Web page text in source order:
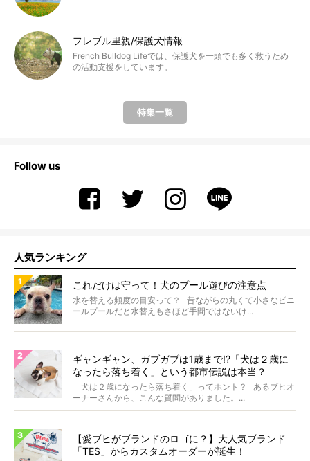
フレブル里親/保護犬情報
French Bulldog Lifeでは、保護犬を一頭でも多く救うため
の活動支援をしています。
特集一覧
Follow us
人気ランキング
これだけは守って！犬のプール遊びの注意点
水を替える頻度の目安って？ 昔ながらの丸くて小さなビニ
ールプールだと水替えもさほど手間ではないけ...
ギャンギャン、ガブガブは1歳まで!?「犬は２歳に
なったら落ち着く」という都市伝説は本当？
「犬は２歳になったら落ち着く」ってホント？ あるブヒオ
ーナーさんから、こんな質問がありました。...
【愛ブヒがブランドのロゴに？】大人気ブランド
「TES」からカスタムオーダーが誕生！